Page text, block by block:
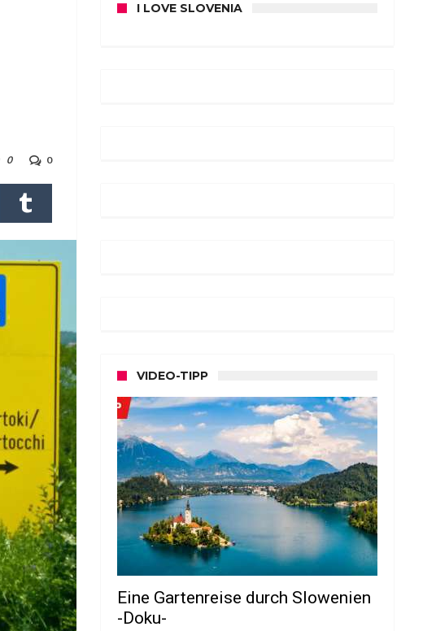
0
0
I LOVE SLOVENIA
VIDEO-TIPP
Eine Gartenreise durch Slowenien
-Doku-